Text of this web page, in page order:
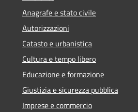
Anagrafe e stato civile
Autorizzazioni
Catasto e urbanistica
Cultura e tempo libero
Educazione e formazione
Giustizia e sicurezza pubblica
Imprese e commercio